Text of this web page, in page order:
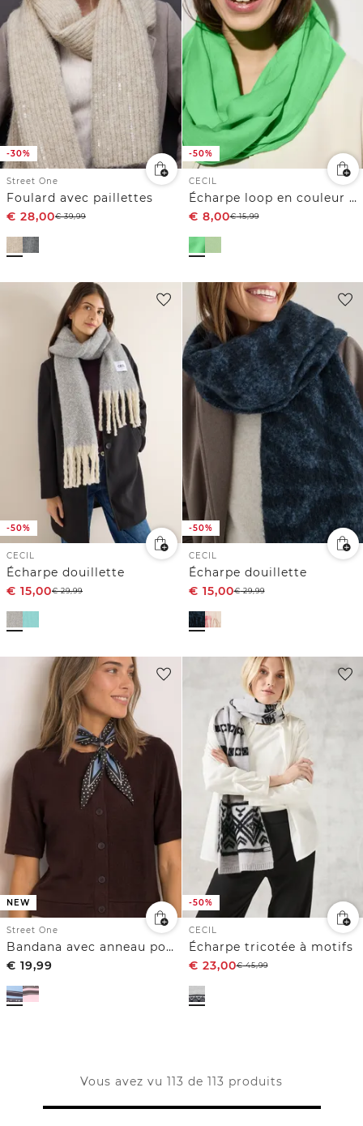
-30%
Street One
Foulard avec paillettes
€ 28,00€39,99
-50%
CECIL
Écharpe loop en couleur unie
€ 8,00€15,99
-50%
CECIL
Écharpe douillette
€ 15,00€29,99
-50%
CECIL
Écharpe douillette
€ 15,00€29,99
NEW
Street One
Bandana avec anneau pour un style modulable
€ 19,99
-50%
CECIL
Écharpe tricotée à motifs
€ 23,00€45,99
Vous avez vu 113 de 113 produits